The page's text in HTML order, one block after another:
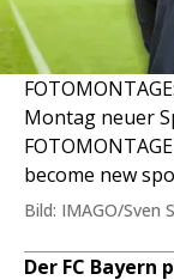
Montag neuer
become new
Bild: IMAGO/Sven
Der FC